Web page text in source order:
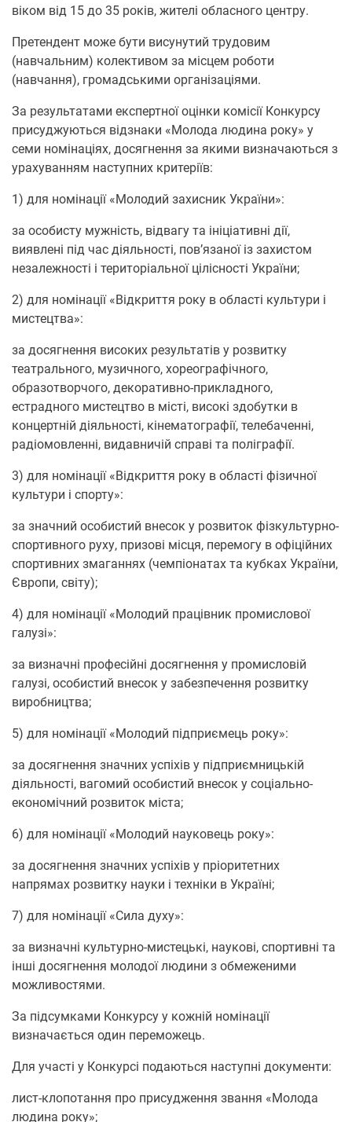
віком від 15 до 35 років, жителі обласного центру.
Претендент може бути висунутий трудовим
(навчальним) колективом за місцем роботи
(навчання), громадськими організаціями.
За результатами експертної оцінки комісії Конкурсу
присуджуються відзнаки «Молода людина року» у
семи номінаціях, досягнення за якими визначаються з
урахуванням наступних критеріїв:
1) для номінації «Молодий захисник України»:
за особисту мужність, відвагу та ініціативні дії,
виявлені під час діяльності, пов’язаної із захистом
незалежності і територіальної цілісності України;
2) для номінації «Відкриття року в області культури і
мистецтва»:
за досягнення високих результатів у розвитку
театрального, музичного, хореографічного,
образотворчого, декоративно-прикладного,
естрадного мистецтво в місті, високі здобутки в
концертній діяльності, кінематографії, телебаченні,
радіомовленні, видавничій справі та поліграфії.
3) для номінації «Відкриття року в області фізичної
культури і спорту»:
за значний особистий внесок у розвиток фізкультурно-
спортивного руху, призові місця, перемогу в офіційних
спортивних змаганнях (чемпіонатах та кубках України,
Європи, світу);
4) для номінації «Молодий працівник промислової
галузі»:
за визначні професійні досягнення у промисловій
галузі, особистий внесок у забезпечення розвитку
виробництва;
5) для номінації «Молодий підприємець року»:
за досягнення значних успіхів у підприємницькій
діяльності, вагомий особистий внесок у соціально-
економічний розвиток міста;
6) для номінації «Молодий науковець року»:
за досягнення значних успіхів у пріоритетних
напрямах розвитку науки і техніки в Україні;
7) для номінації «Сила духу»:
за визначні культурно-мистецькі, наукові, спортивні та
інші досягнення молодої людини з обмеженими
можливостями.
За підсумками Конкурсу у кожній номінації
визначається один переможець.
Для участі у Конкурсі подаються наступні документи:
лист-клопотання про присудження звання «Молода
людина року»;